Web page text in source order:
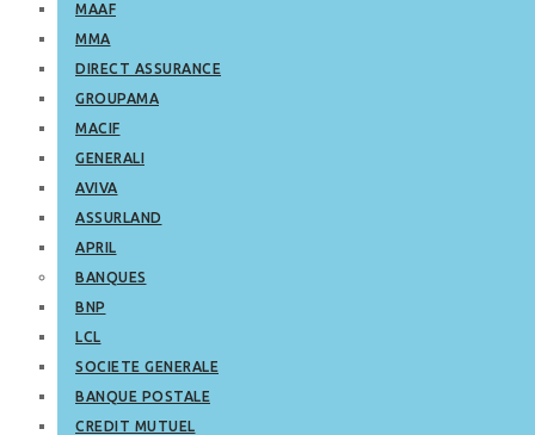
MAAF
MMA
DIRECT ASSURANCE
GROUPAMA
MACIF
GENERALI
AVIVA
ASSURLAND
APRIL
BANQUES
BNP
LCL
SOCIETE GENERALE
BANQUE POSTALE
CREDIT MUTUEL